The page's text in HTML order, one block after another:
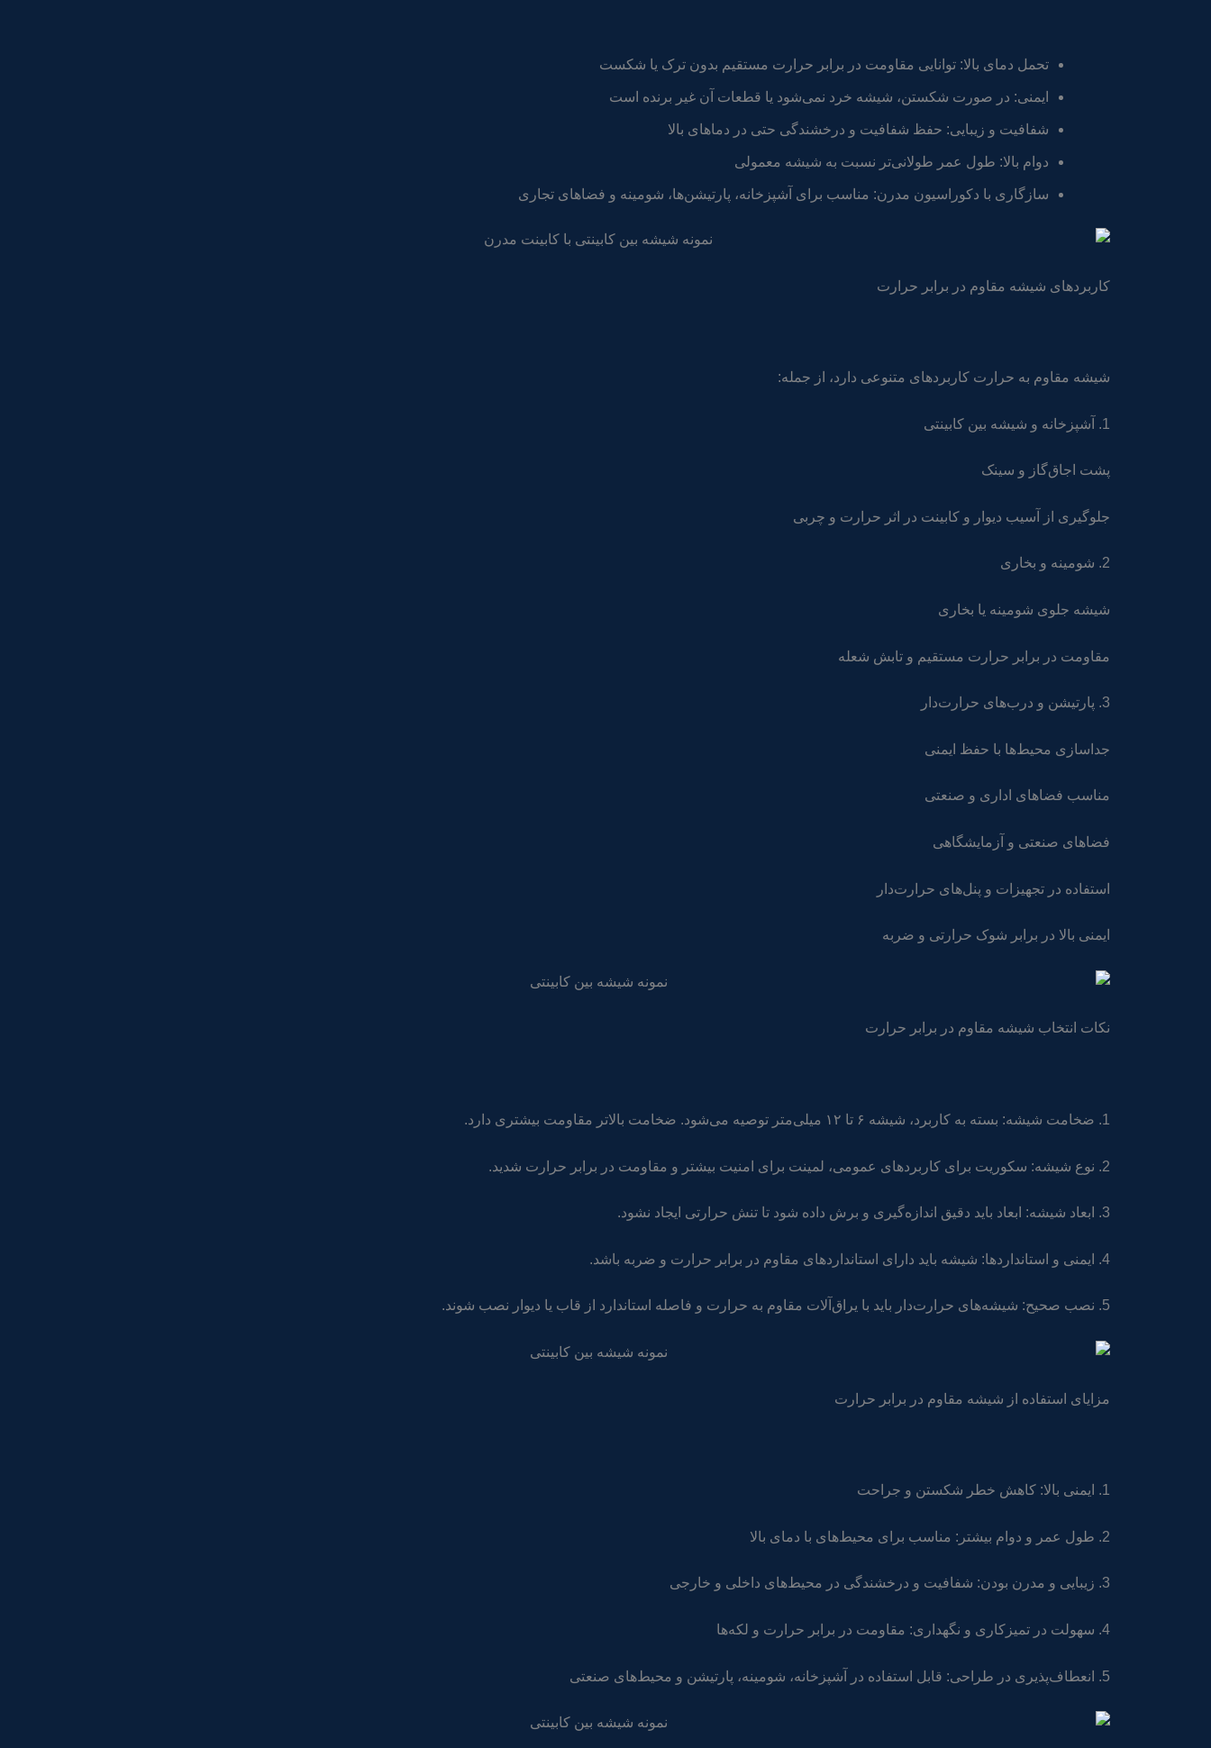
تحمل دمای بالا: توانایی مقاومت در برابر حرارت مستقیم بدون ترک یا شکست
ایمنی: در صورت شکستن، شیشه خرد نمی‌شود یا قطعات آن غیر برنده است
شفافیت و زیبایی: حفظ شفافیت و درخشندگی حتی در دماهای بالا
دوام بالا: طول عمر طولانی‌تر نسبت به شیشه معمولی
سازگاری با دکوراسیون مدرن: مناسب برای آشپزخانه، پارتیشن‌ها، شومینه و فضاهای تجاری
کاربردهای شیشه مقاوم در برابر حرارت
شیشه مقاوم به حرارت کاربردهای متنوعی دارد، از جمله:
1. آشپزخانه و شیشه بین کابینتی
پشت اجاق‌گاز و سینک
جلوگیری از آسیب دیوار و کابینت در اثر حرارت و چربی
2. شومینه و بخاری
شیشه جلوی شومینه یا بخاری
مقاومت در برابر حرارت مستقیم و تابش شعله
3. پارتیشن و درب‌های حرارت‌دار
جداسازی محیط‌ها با حفظ ایمنی
مناسب فضاهای اداری و صنعتی
فضاهای صنعتی و آزمایشگاهی
استفاده در تجهیزات و پنل‌های حرارت‌دار
ایمنی بالا در برابر شوک حرارتی و ضربه
نکات انتخاب شیشه مقاوم در برابر حرارت
1. ضخامت شیشه: بسته به کاربرد، شیشه ۶ تا ۱۲ میلی‌متر توصیه می‌شود. ضخامت بالاتر مقاومت بیشتری دارد.
2. نوع شیشه: سکوریت برای کاربردهای عمومی، لمینت برای امنیت بیشتر و مقاومت در برابر حرارت شدید.
3. ابعاد شیشه: ابعاد باید دقیق اندازه‌گیری و برش داده شود تا تنش حرارتی ایجاد نشود.
4. ایمنی و استانداردها: شیشه باید دارای استانداردهای مقاوم در برابر حرارت و ضربه باشد.
5. نصب صحیح: شیشه‌های حرارت‌دار باید با یراق‌آلات مقاوم به حرارت و فاصله استاندارد از قاب یا دیوار نصب شوند.
مزایای استفاده از شیشه مقاوم در برابر حرارت
1. ایمنی بالا: کاهش خطر شکستن و جراحت
2. طول عمر و دوام بیشتر: مناسب برای محیط‌های با دمای بالا
3. زیبایی و مدرن بودن: شفافیت و درخشندگی در محیط‌های داخلی و خارجی
4. سهولت در تمیزکاری و نگهداری: مقاومت در برابر حرارت و لکه‌ها
5. انعطاف‌پذیری در طراحی: قابل استفاده در آشپزخانه، شومینه، پارتیشن و محیط‌های صنعتی